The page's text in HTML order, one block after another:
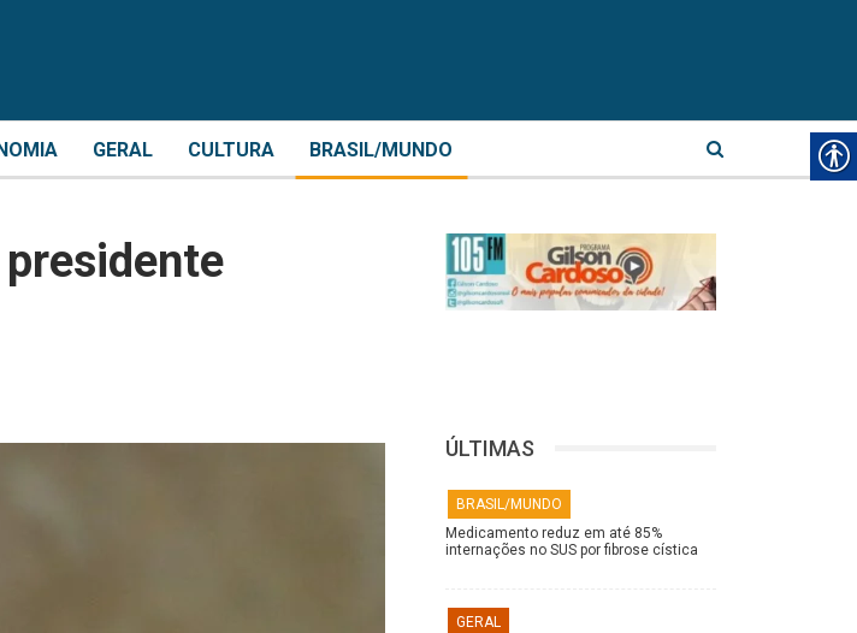
GERAL CULTURA BRASIL/MUNDO
ÚLTIMAS
BRASIL/MUNDO
Medicamento reduz em até 85%
internações no SUS por fibrose cística
GERAL